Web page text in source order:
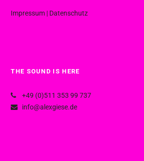
Impressum | Datenschutz
THE SOUND IS HERE
+49 (0)511 353 99 737
info@alexgiese.de